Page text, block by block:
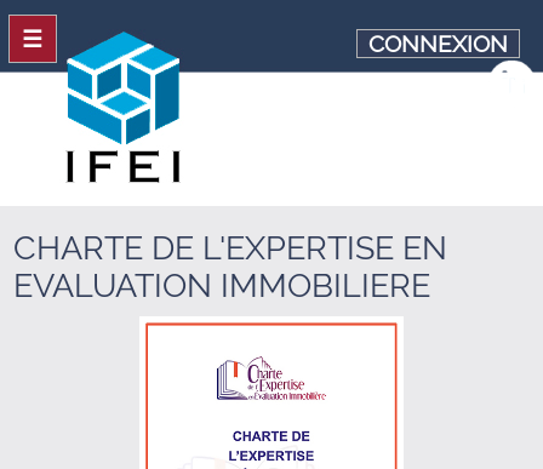
CHARTE DE L'EXPERTISE EN
EVALUATION IMMOBILIERE
CONNEXION
☰